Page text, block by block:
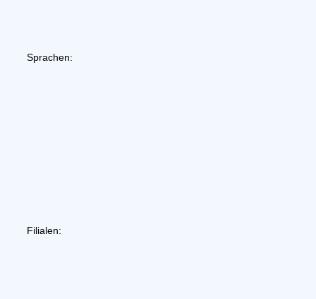
Sprachen:
Filialen: